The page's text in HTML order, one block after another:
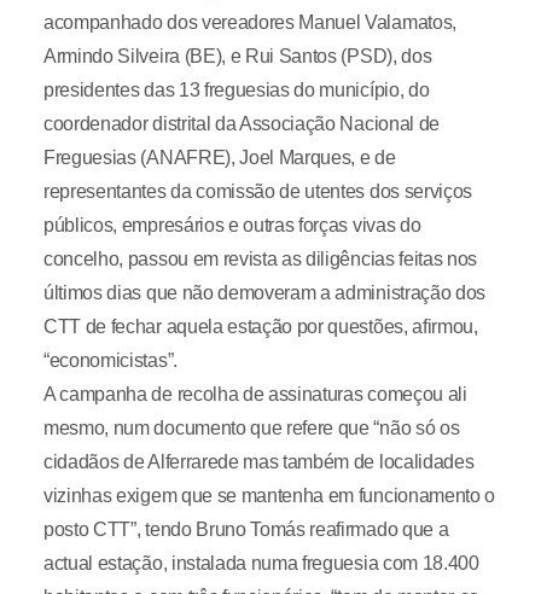
acompanhado dos vereadores Manuel Valamatos,
Armindo Silveira (BE), e Rui Santos (PSD), dos
presidentes das 13 freguesias do município, do
coordenador distrital da Associação Nacional de
Freguesias (ANAFRE), Joel Marques, e de
representantes da comissão de utentes dos serviços
públicos, empresários e outras forças vivas do
concelho, passou em revista as diligências feitas nos
últimos dias que não demoveram a administração dos
CTT de fechar aquela estação por questões, afirmou,
“economicistas”.
A campanha de recolha de assinaturas começou ali
mesmo, num documento que refere que “não só os
cidadãos de Alferrarede mas também de localidades
vizinhas exigem que se mantenha em funcionamento o
posto CTT”, tendo Bruno Tomás reafirmado que a
actual estação, instalada numa freguesia com 18.400